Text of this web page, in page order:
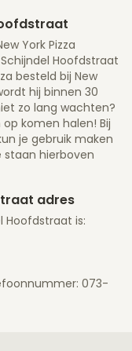
York Pizza
Hoofdstraat
besteld bij New
hij binnen 30
zo lang wachten?
komen halen! Bij
je gebruik maken
staan hierboven
adres
Hoofdstraat is:
073-